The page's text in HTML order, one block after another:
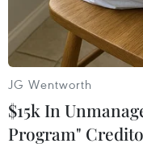
phát triển công
Phó Thủtướng
làm Trưởng Ban
Theo quyết định
Công nghệ
JG Wentworth
$15k In
Program"